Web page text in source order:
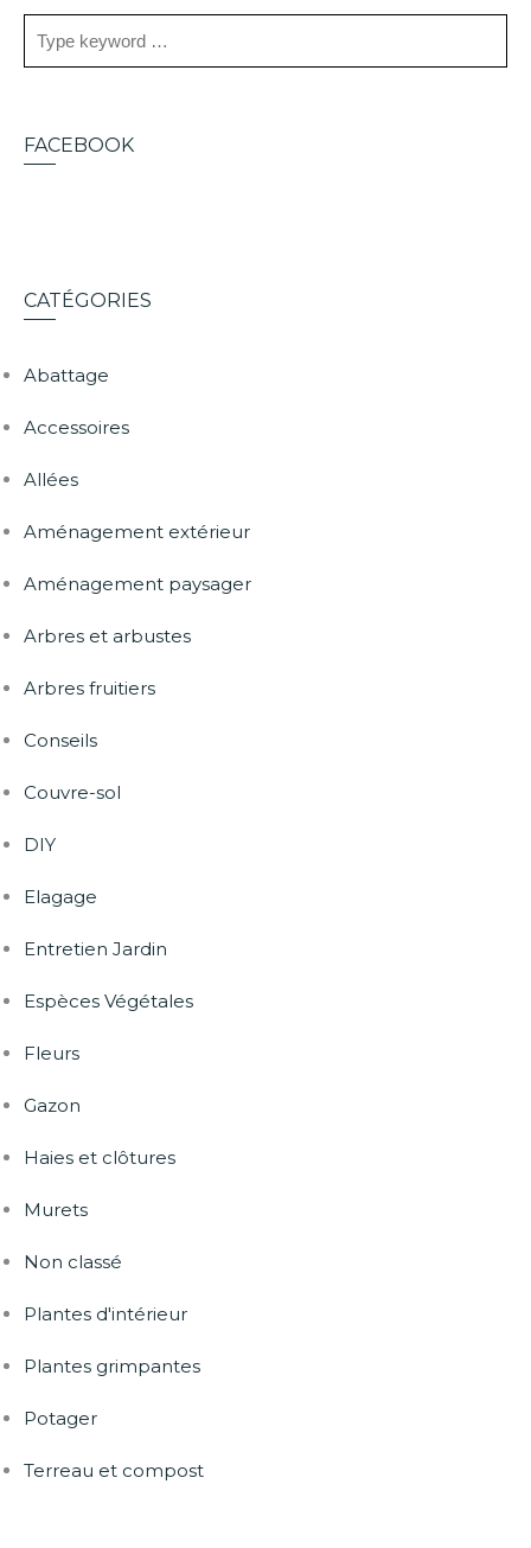
FACEBOOK
CATÉGORIES
Abattage
Accessoires
Allées
Aménagement extérieur
Aménagement paysager
Arbres et arbustes
Arbres fruitiers
Conseils
Couvre-sol
DIY
Elagage
Entretien Jardin
Espèces Végétales
Fleurs
Gazon
Haies et clôtures
Murets
Non classé
Plantes d'intérieur
Plantes grimpantes
Potager
Terreau et compost